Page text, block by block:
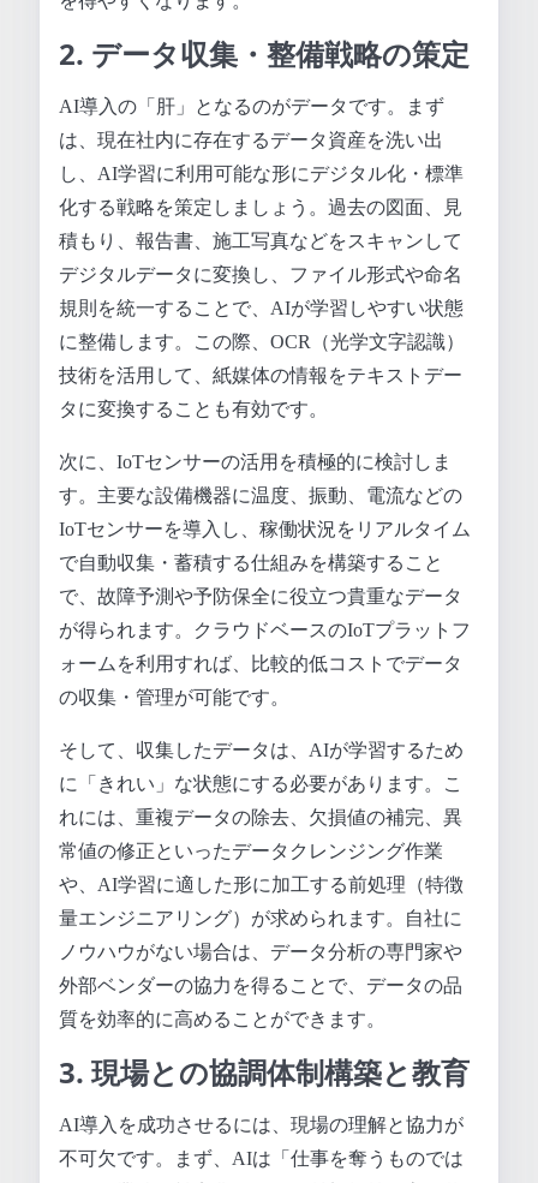
2. データ収集・整備戦略の策定
AI導入の「肝」となるのがデータです。まず
は、現在社内に存在するデータ資産を洗い出
し、AI学習に利用可能な形にデジタル化・標準
化する戦略を策定しましょう。過去の図面、見
積もり、報告書、施工写真などをスキャンして
デジタルデータに変換し、ファイル形式や命名
規則を統一することで、AIが学習しやすい状態
に整備します。この際、OCR（光学文字認識）
技術を活用して、紙媒体の情報をテキストデー
タに変換することも有効です。
次に、IoTセンサーの活用を積極的に検討しま
す。主要な設備機器に温度、振動、電流などの
IoTセンサーを導入し、稼働状況をリアルタイム
で自動収集・蓄積する仕組みを構築すること
で、故障予測や予防保全に役立つ貴重なデータ
が得られます。クラウドベースのIoTプラットフ
ォームを利用すれば、比較的低コストでデータ
の収集・管理が可能です。
そして、収集したデータは、AIが学習するため
に「きれい」な状態にする必要があります。こ
れには、重複データの除去、欠損値の補完、異
常値の修正といったデータクレンジング作業
や、AI学習に適した形に加工する前処理（特徴
量エンジニアリング）が求められます。自社に
ノウハウがない場合は、データ分析の専門家や
外部ベンダーの協力を得ることで、データの品
質を効率的に高めることができます。
3. 現場との協調体制構築と教育
AI導入を成功させるには、現場の理解と協力が
不可欠です。まず、AIは「仕事を奪うものでは